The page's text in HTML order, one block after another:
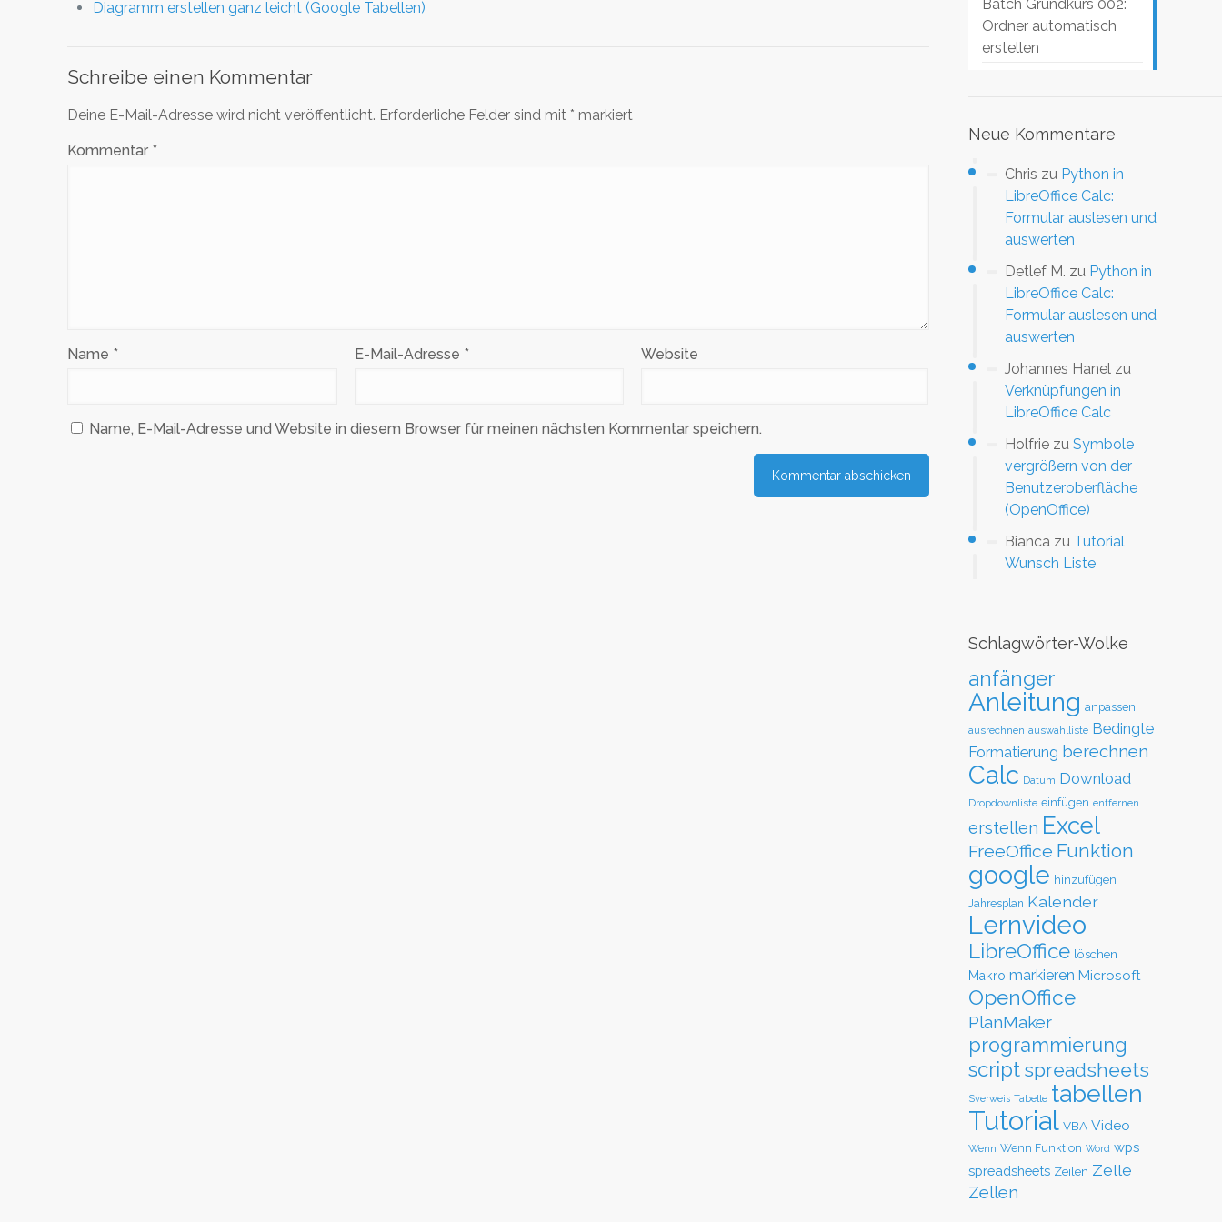
Diagramm erstellen ganz leicht (Google Tabellen)
Schreibe einen Kommentar
Deine E-Mail-Adresse wird nicht veröffentlicht. Erforderliche Felder sind mit * markiert
Kommentar *
Name * E-Mail-Adresse * Website
Name, E-Mail-Adresse und Website in diesem Browser für meinen nächsten Kommentar speichern.
Batch Grundkurs 002:
Ordner automatisch
erstellen
Neue Kommentare
Chris zu Python in
LibreOffice Calc:
Formular auslesen und
auswerten
Detlef M. zu Python in
LibreOffice Calc:
Formular auslesen und
auswerten
Johannes Hanel zu
Verknüpfungen in
LibreOffice Calc
Holfrie zu Symbole
vergrößern von der
Benutzeroberfläche
(OpenOffice)
Bianca zu Tutorial
Wunsch Liste
Schlagwörter-Wolke
anfänger
Anleitung anpassen
ausrechnen auswahlliste Bedingte
Formatierung berechnen
Calc Datum Download
Dropdownliste einfügen entfernen
erstellen Excel
FreeOffice Funktion
google hinzufügen
Jahresplan Kalender
Lernvideo
LibreOffice löschen
Makro markieren Microsoft
OpenOffice
PlanMaker
programmierung
script spreadsheets
Sverweis Tabelle tabellen
Tutorial VBA Video
Wenn Wenn Funktion Word wps
spreadsheets Zeilen Zelle
Zellen